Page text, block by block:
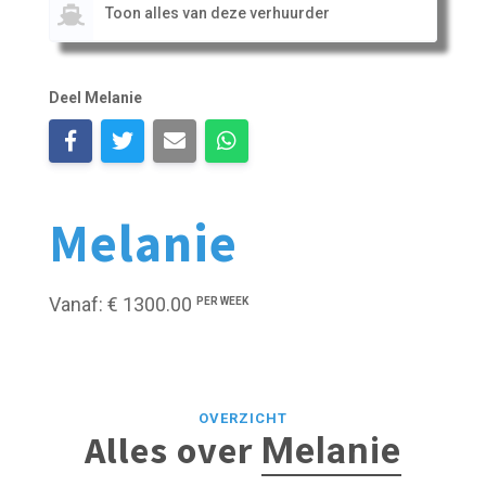
Melanie
Vanaf: € 1300.00 PER WEEK
Toon alles van deze verhuurder
Deel Melanie
OVERZICHT
Alles over Melanie